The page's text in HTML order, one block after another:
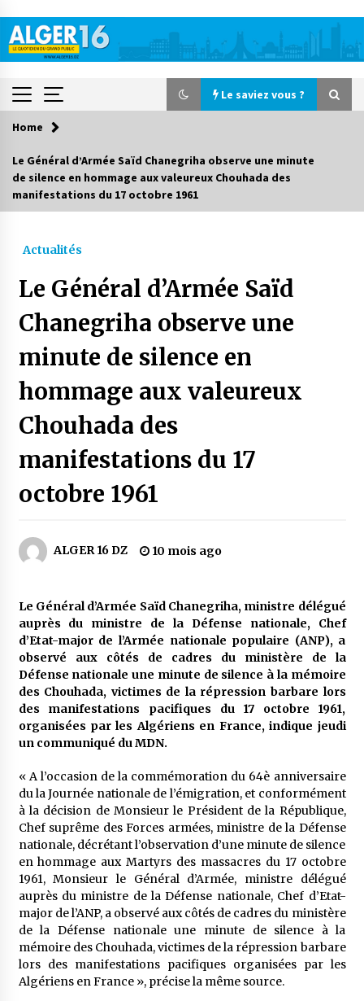
content
Le saviez vous ?
Le saviez vous ?
Accidents de la circulation : 11 décès et 243
blessés en 24 heures
5 jours ago
Parking de la Promenade des Sablettes : Mis en
service de bornes automatiques
6 jours ago
Carte Chiffa : Mise à jour au niveau des
pharmacies désormais possible pour les
ayants droit
1 semaine ago
La Gendarmerie nationale lance ses comptes
officiels sur les réseaux sociaux
Droit de change : Le CPA lance une carte VISA
En service à partir du 1er août prochain :
Lancement de la plateforme numérique dédiée
à l’importation
2 semaines ago
Affaires religieuses : Ouverture des
candidatures au concours du Prix national du
meilleur prêche du vendredi
Droit à l’affiliation au régime national de
retraite : Coup d’envoi d’une campagne de
sensibilisation au profit de la communauté
nationale à l’étranger
3 semaines ago
Lancement d’une campagne nationale de
sensibilisation sur la lutte contre le travail
informel
3 semaines ago
Première voiture de course conçue et
fabriquée localement : Une équipe d’étudiants
algériens participe à une compétition
internationale
3 semaines ago
Home
Le Général d’Armée Saïd Chanegriha observe une minute
de silence en hommage aux valeureux Chouhada des
manifestations du 17 octobre 1961
Actualités
Le Général d’Armée Saïd
Chanegriha observe une
minute de silence en
hommage aux valeureux
Chouhada des
manifestations du 17
octobre 1961
ALGER 16 DZ 10 mois ago
Le Général d’Armée Saïd Chanegriha, ministre délégué
auprès du ministre de la Défense nationale, Chef
d’Etat-major de l’Armée nationale populaire (ANP), a
observé aux côtés de cadres du ministère de la
Défense nationale une minute de silence à la mémoire
des Chouhada, victimes de la répression barbare lors
des manifestations pacifiques du 17 octobre 1961,
organisées par les Algériens en France, indique jeudi
un communiqué du MDN.
« A l’occasion de la commémoration du 64è anniversaire
du la Journée nationale de l’émigration, et conformément
à la décision de Monsieur le Président de la République,
Chef suprême des Forces armées, ministre de la Défense
nationale, décrétant l’observation d’une minute de silence
en hommage aux Martyrs des massacres du 17 octobre
1961, Monsieur le Général d’Armée, ministre délégué
auprès du ministre de la Défense nationale, Chef d’Etat-
major de l’ANP, a observé aux côtés de cadres du ministère
de la Défense nationale une minute de silence à la
mémoire des Chouhada, victimes de la répression barbare
lors des manifestations pacifiques organisées par les
Algériens en France », précise la même source.